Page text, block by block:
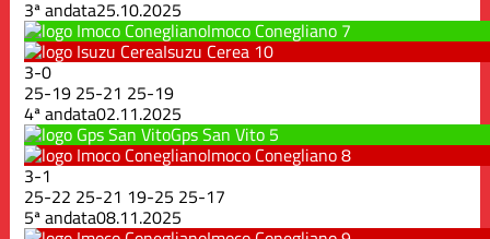
3ª andata25.10.2025
Imoco Conegliano 7
Isuzu Cerea 10
3-0
25-19 25-21 25-19
4ª andata02.11.2025
Gps San Vito 5
Imoco Conegliano8
3-1
25-22 25-21 19-25 25-17
5ª andata08.11.2025